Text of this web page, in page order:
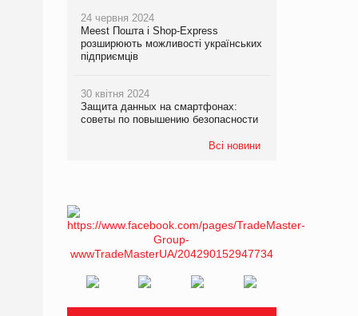
24 червня 2024
Meest Пошта і Shop-Express
розширюють можливості українських
підприємців
30 квітня 2024
Защита данных на смартфонах:
советы по повышению безопасности
Всі новини